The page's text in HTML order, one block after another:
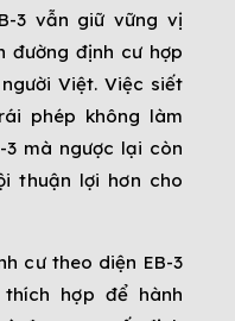
3 vẫn giữ vững vị
đường định cư hợp
Việt. Việc siết
phép không làm
3 mà ngược lại còn
thuận lợi hơn cho
cư theo diện EB-3
hợp để hành